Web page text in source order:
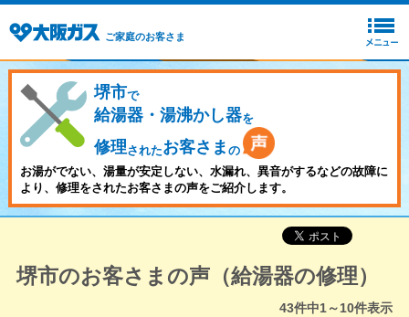
ご家庭のお客さま
堺市で
給湯器・湯沸かし器を
修理されたお客さま の
お湯がでない、湯量が安定しない、水漏れ、異音がするなどの故障に
より、修理をされたお客さまの声をご紹介します。
堺市のお客さまの声（給湯器の修理）
43件中1～10件表示